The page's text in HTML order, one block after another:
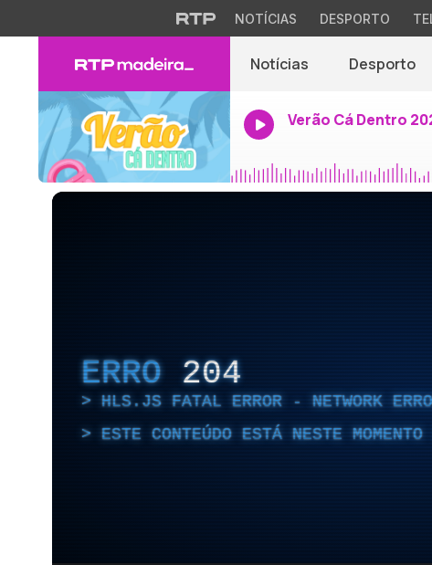
NOTÍCIAS DESPORTO
Notícias Desporto
Verão Cá Dentro
ERRO 204
HLS.JS FATAL ERROR - NETWORK
ESTE CONTEÚDO ESTÁ NESTE